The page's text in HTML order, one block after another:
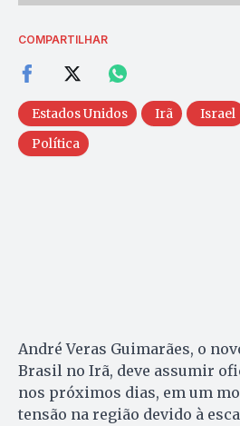
COMPARTILHAR
Estados Unidos Irã Israel
Política
André Veras Guimarães, o
Brasil no Irã, deve assumir
nos próximos dias, em um
tensão na região devido à